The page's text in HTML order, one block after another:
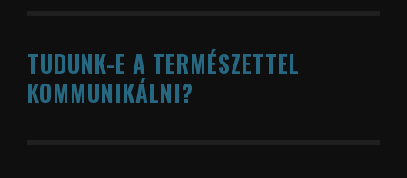
TUDUNK-E A TERMÉSZETTEL
KOMMUNIKÁLNI?